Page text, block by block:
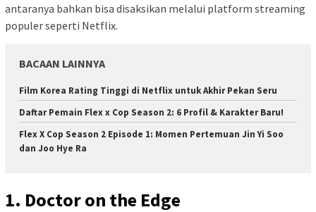
antaranya bahkan bisa disaksikan melalui platform streaming
populer seperti Netflix.
BACAAN LAINNYA
Film Korea Rating Tinggi di Netflix untuk Akhir Pekan Seru
Daftar Pemain Flex x Cop Season 2: 6 Profil & Karakter Baru!
Flex X Cop Season 2 Episode 1: Momen Pertemuan Jin Yi Soo
dan Joo Hye Ra
1. Doctor on the Edge